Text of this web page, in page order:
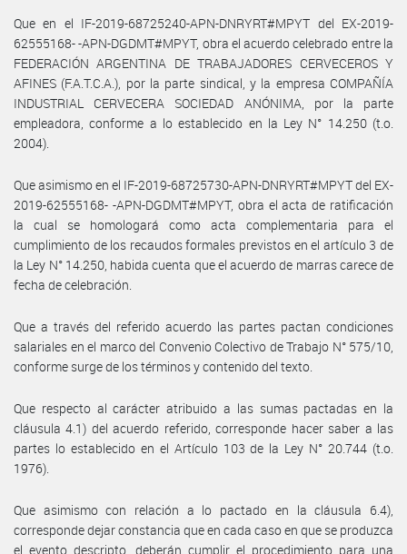
Que en el IF-2019-68725240-APN-DNRYRT#MPYT del EX-2019-
62555168- -APN-DGDMT#MPYT, obra el acuerdo celebrado entre la
FEDERACIÓN ARGENTINA DE TRABAJADORES CERVECEROS Y
AFINES (F.A.T.C.A.), por la parte sindical, y la empresa COMPAÑÍA
INDUSTRIAL CERVECERA SOCIEDAD ANÓNIMA, por la parte
empleadora, conforme a lo establecido en la Ley N° 14.250 (t.o.
2004).
Que asimismo en el IF-2019-68725730-APN-DNRYRT#MPYT del EX-
2019-62555168- -APN-DGDMT#MPYT, obra el acta de ratificación
la cual se homologará como acta complementaria para el
cumplimiento de los recaudos formales previstos en el artículo 3 de
la Ley N° 14.250, habida cuenta que el acuerdo de marras carece de
fecha de celebración.
Que a través del referido acuerdo las partes pactan condiciones
salariales en el marco del Convenio Colectivo de Trabajo N° 575/10,
conforme surge de los términos y contenido del texto.
Que respecto al carácter atribuido a las sumas pactadas en la
cláusula 4.1) del acuerdo referido, corresponde hacer saber a las
partes lo establecido en el Artículo 103 de la Ley N° 20.744 (t.o.
1976).
Que asimismo con relación a lo pactado en la cláusula 6.4),
corresponde dejar constancia que en cada caso en que se produzca
el evento descripto, deberán cumplir el procedimiento para una